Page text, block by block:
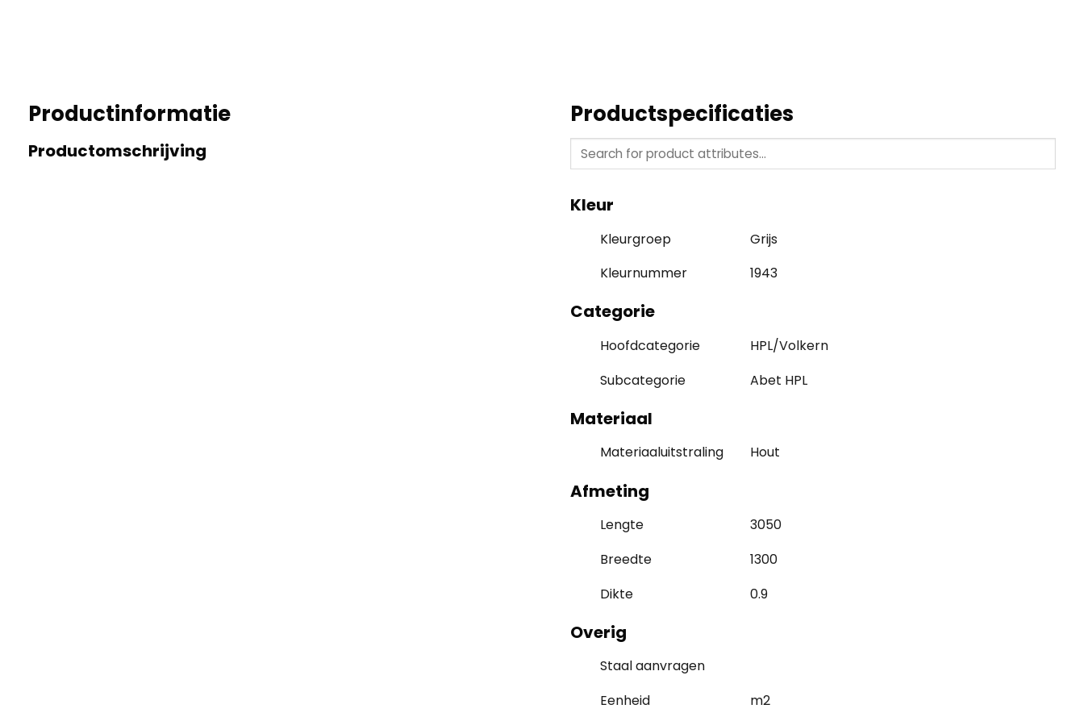
Productinformatie
Productomschrijving
Productspecificaties
Kleur
Kleurgroep
Grijs
Kleurnummer
1943
Categorie
Hoofdcategorie
HPL/Volkern
Subcategorie
Abet HPL
Materiaal
Materiaaluitstraling Hout
Afmeting
Lengte
3050
Breedte
1300
Dikte
0.9
Overig
Staal aanvragen
Eenheid
m2